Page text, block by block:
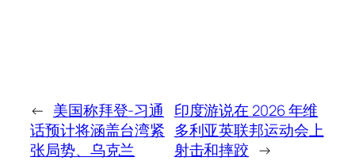
← 美国称拜登-习通
话预计将涵盖台湾紧
张局势、乌克兰
印度游说在 2026 年维
多利亚英联邦运动会上
射击和摔跤 →